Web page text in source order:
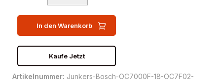
In den Warenkorb
Kaufe Jetzt
Artikelnummer: Junkers-Bosch-OC7000F-18-OC7F02-